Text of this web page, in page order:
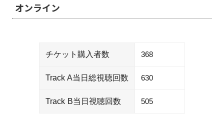
オンライン
チケット購入者数 368
Track A当日総視聴回数 630
Track B当日視聴回数 505